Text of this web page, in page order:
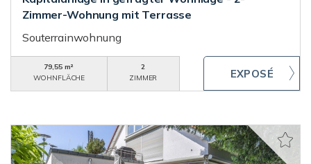
Zimmer-Wohnung mit Terrasse
Souterrainwohnung
79,55 m²
WOHNFLÄCHE
2
ZIMMER